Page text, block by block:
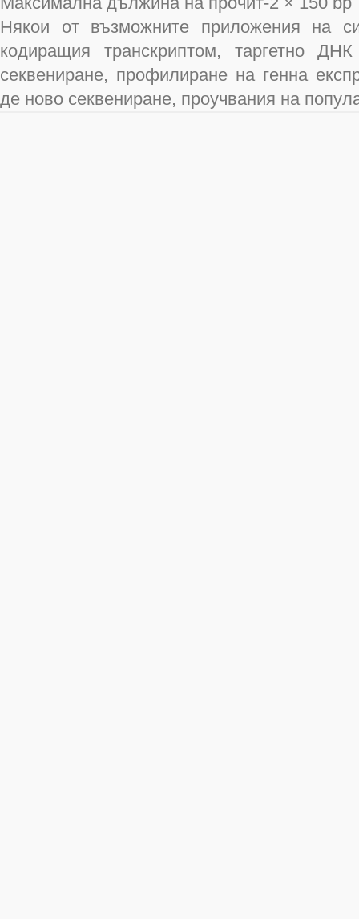
Някои от възможните приложения на
кодиращия транскриптом, таргетно
секвениране, профилиране на генна
де ново секвениране, проучвания на